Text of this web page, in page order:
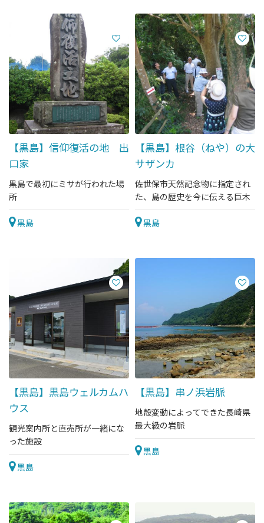
【黒島】信仰復活の地 出
口家
黒島で最初にミサが行われた場
所
黒島
【黒島】根谷（ねや）の大
サザンカ
佐世保市天然記念物に指定され
た、島の歴史を今に伝える巨木
黒島
【黒島】黒島ウェルカムハ
ウス
観光案内所と直売所が一緒にな
った施設
黒島
【黒島】串ノ浜岩脈
地殻変動によってできた長崎県
最大級の岩脈
黒島